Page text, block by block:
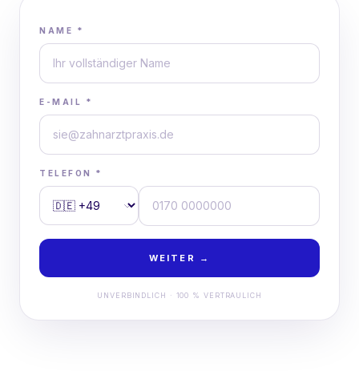
NAME *
E-MAIL *
TELEFON *
WEITER →
UNVERBINDLICH · 100 % VERTRAULICH